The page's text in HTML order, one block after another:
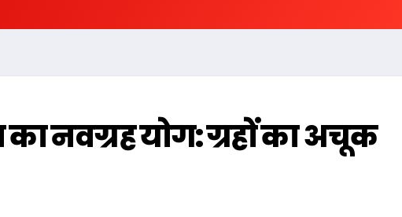
नवग्रह योग: ग्रहों का अचूक